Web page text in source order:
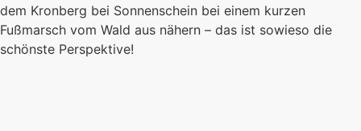
dem Kronberg bei Sonnenschein bei einem kurzen
Fußmarsch vom Wald aus nähern – das ist sowieso die
schönste Perspektive!